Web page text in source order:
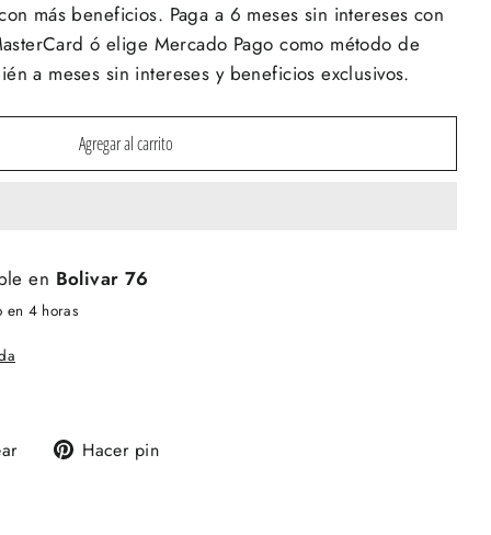
más beneficios. Paga a 6 meses sin intereses con
ó elige Mercado Pago como método de
a meses sin intereses y beneficios exclusivos.
Agregar al carrito
en Bolivar 76
en 4 horas
TuitearHacer pin